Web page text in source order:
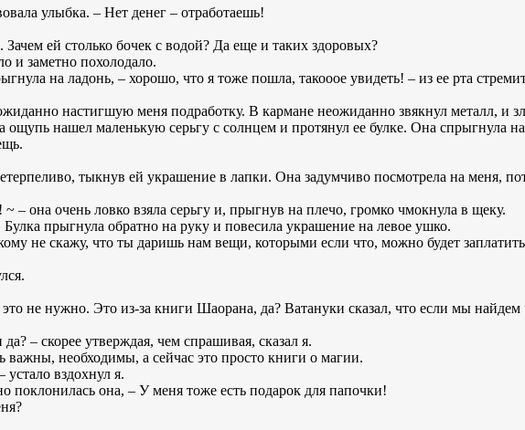
улыбка. – Нет денег – отработаешь!
Зачем ей столько бочек с водой? Да еще и таких здоровых?
и заметно похолодало.
на ладонь, – хорошо, что я тоже пошла, такооое увидеть! – из ее рта
настигшую меня подработку. В кармане неожиданно звякнул металл, и
ощупь нашел маленькую серьгу с солнцем и протянул ее булке. Она спрыгнула на
тыкнув ей украшение в лапки. Она задумчиво посмотрела на меня,
– она очень ловко взяла серьгу и, прыгнув на плечо, громко чмокнула в щеку.
прыгнула обратно на руку и повесила украшение на левое ушко.
не скажу, что ты даришь нам вещи, которыми если что, можно будет заплатить
не нужно. Это из-за книги Шаорана, да? Ватануки сказал, что если мы найдем
– скорее утверждая, чем спрашивая, сказал я.
необходимы, а сейчас это просто книги о магии.
устало вздохнул я.
поклонилась она, – У меня тоже есть подарок для папочки!